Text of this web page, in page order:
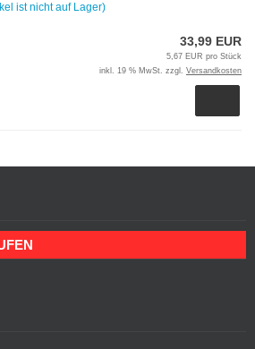
ist nicht auf Lager)
33,99 EUR
5,67 EUR pro Stück
inkl. 19 % MwSt. zzgl. Versandkosten